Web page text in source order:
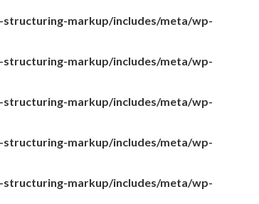
markup/includes/meta/wp-
markup/includes/meta/wp-
markup/includes/meta/wp-
markup/includes/meta/wp-
markup/includes/meta/wp-